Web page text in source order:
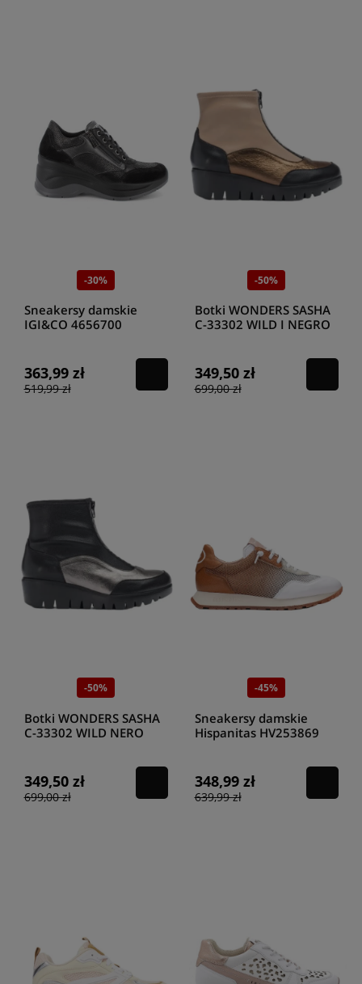
-30%
Sneakersy damskie
IGI&CO 4656700
363,99 zł
519,99 zł
-50%
Botki WONDERS SASHA
C-33302 WILD I NEGRO
349,50 zł
699,00 zł
-50%
Botki WONDERS SASHA
C-33302 WILD NERO
349,50 zł
699,00 zł
-45%
Sneakersy damskie
Hispanitas HV253869
348,99 zł
639,99 zł